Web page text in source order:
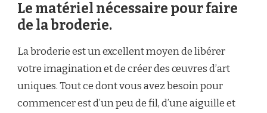
Le matériel nécessaire pour faire
de la broderie.
La broderie est un excellent moyen de libérer
votre imagination et de créer des œuvres d’art
uniques. Tout ce dont vous avez besoin pour
commencer est d’un peu de fil, d’une aiguille et